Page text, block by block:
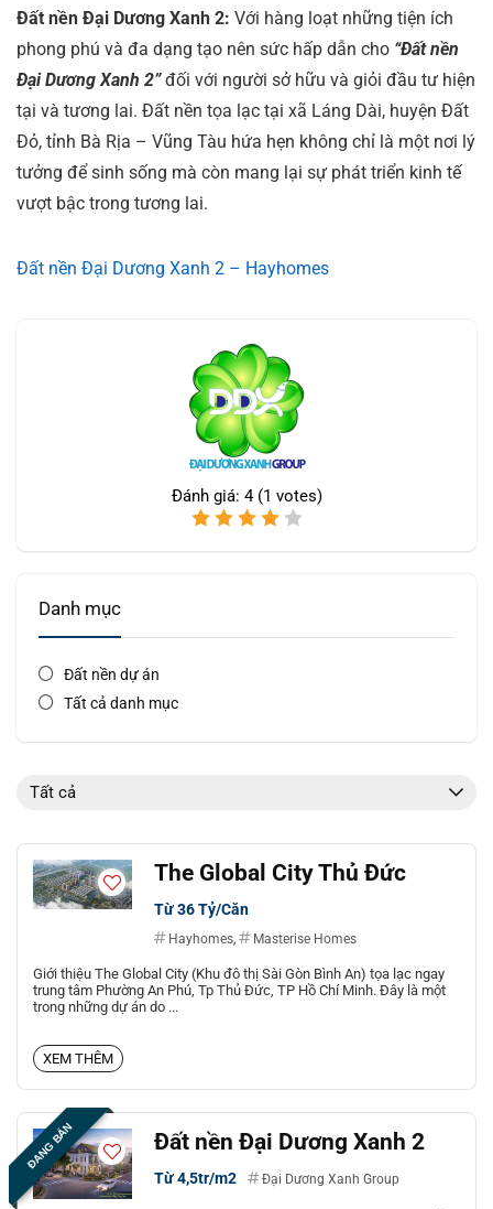
Đất nền Đại Dương Xanh 2: Với hàng loạt những tiện ích
phong phú và đa dạng tạo nên sức hấp dẫn cho “Đất nền
Đại Dương Xanh 2”đối với người sở hữu và giỏi đầu tư hiện
tại và tương lai. Đất nền tọa lạc tại xã Láng Dài, huyện Đất
Đỏ, tỉnh Bà Rịa – Vũng Tàu hứa hẹn không chỉ là một nơi lý
tưởng để sinh sống mà còn mang lại sự phát triển kinh tế
vượt bậc trong tương lai.
Đất nền Đại Dương Xanh 2 – Hayhomes
Đánh giá: 4 (1 votes)
Danh mục
Đất nền dự án
Tất cả danh mục
Tất cả
The Global City Thủ Đức
Từ 36 Tỷ/Căn
Hayhomes, Masterise Homes
Giới thiệu The Global City (Khu đô thị Sài Gòn Bình An) tọa lạc ngay
trung tâm Phường An Phú, Tp Thủ Đức, TP Hồ Chí Minh. Đây là một
trong những dự án do ...
XEM THÊM
ĐANG BÁN Đất nền Đại Dương Xanh 2
Từ 4,5tr/m2 Đại Dương Xanh Group